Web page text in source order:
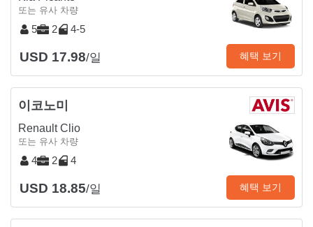
또는 유사 차량
5 2 4-5
USD 17.98/일 혜택 보기
이코노미
Renault Clio
또는 유사 차량
4 2 4
USD 18.85/일 혜택 보기